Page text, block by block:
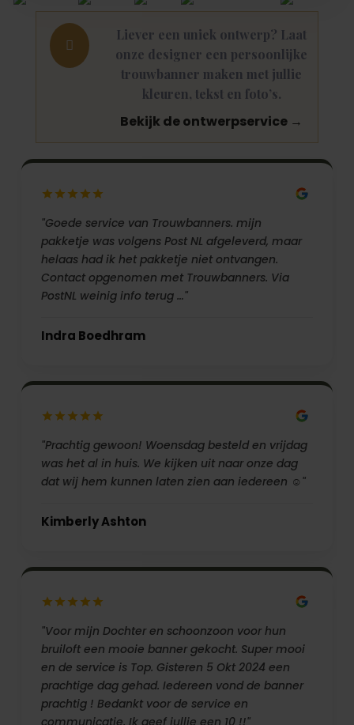

Liever een uniek ontwerp? Laat
onze designer een persoonlijke
trouwbanner maken met jullie
kleuren, tekst en foto’s.
Bekijk de ontwerpservice →
"Goede service van Trouwbanners. mijn
pakketje was volgens Post NL afgeleverd, maar
helaas had ik het pakketje niet ontvangen.
Contact opgenomen met Trouwbanners. Via
PostNL weinig info terug …"
Indra Boedhram
"Prachtig gewoon! Woensdag besteld en vrijdag
was het al in huis. We kijken uit naar onze dag
dat wij hem kunnen laten zien aan iedereen ☺️"
Kimberly Ashton
"Voor mijn Dochter en schoonzoon voor hun
bruiloft een mooie banner gekocht. Super mooi
en de service is Top. Gisteren 5 Okt 2024 een
prachtige dag gehad. Iedereen vond de banner
prachtig ! Bedankt voor de service en